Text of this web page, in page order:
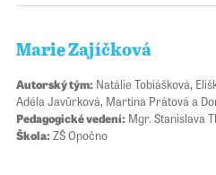
Marie Zajíčková
Autorský tým: Natálie Tobiášková,
Adéla Javůrková, Martina Prátová a
Pedagogické vedení: Mgr. Stanislava
Škola:ZŠ Opočno